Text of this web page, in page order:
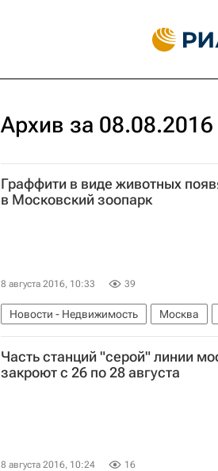
Архив за 08.08.2016
Граффити в виде животных
в Московский зоопарк
8 августа 2016, 10:33 39
Новости - Недвижимость Москва
Часть станций "серой" линии
закроют с 26 по 28 августа
8 августа 2016, 10:24 16